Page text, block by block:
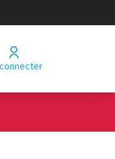
connecter